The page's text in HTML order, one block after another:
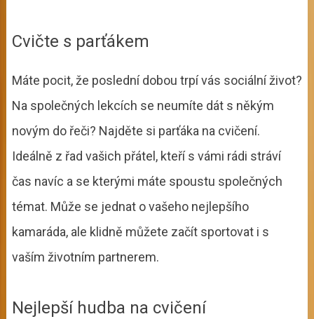
Cvičte s parťákem
Máte pocit, že poslední dobou trpí vás sociální život?
Na společných lekcích se neumíte dát s někým
novým do řeči? Najděte si parťáka na cvičení.
Ideálně z řad vašich přátel, kteří s vámi rádi stráví
čas navíc a se kterými máte spoustu společných
témat. Může se jednat o vašeho nejlepšího
kamaráda, ale klidně můžete začít sportovat i s
vaším životním partnerem.
Nejlepší hudba na cvičení